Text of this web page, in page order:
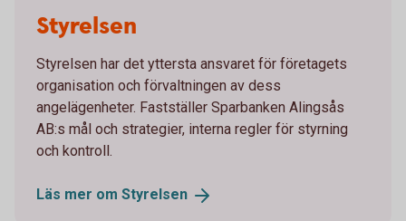
Styrelsen
Styrelsen har det yttersta ansvaret för företagets
organisation och förvaltningen av dess
angelägenheter. Fastställer Sparbanken Alingsås
AB:s mål och strategier, interna regler för styrning
och kontroll.
Läs mer om Styrelsen